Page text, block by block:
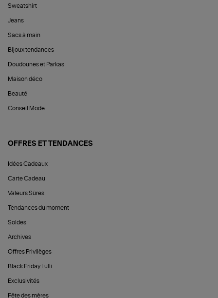
Sweatshirt
Jeans
Sacs à main
Bijoux tendances
Doudounes et Parkas
Maison déco
Beauté
Conseil Mode
OFFRES ET TENDANCES
Idées Cadeaux
Carte Cadeau
Valeurs Sûres
Tendances du moment
Soldes
Archives
Offres Privilèges
Black Friday Lulli
Exclusivités
Fête des mères